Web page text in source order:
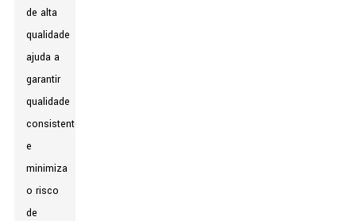
de alta
qualidade
ajuda a
garantir
qualidade
consistente
e
minimiza
o risco
de